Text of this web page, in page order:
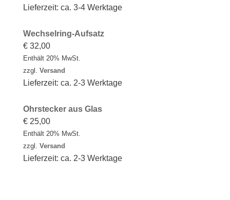
Lieferzeit: ca. 3-4 Werktage
Wechselring-Aufsatz
€32,00
Enthält 20% MwSt.
zzgl. Versand
Lieferzeit: ca. 2-3 Werktage
Ohrstecker aus Glas
€25,00
Enthält 20% MwSt.
zzgl. Versand
Lieferzeit: ca. 2-3 Werktage